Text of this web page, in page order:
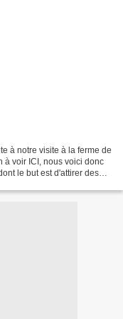
à notre visite à la ferme de
à voir ICI, nous voici donc
le but est d'attirer des